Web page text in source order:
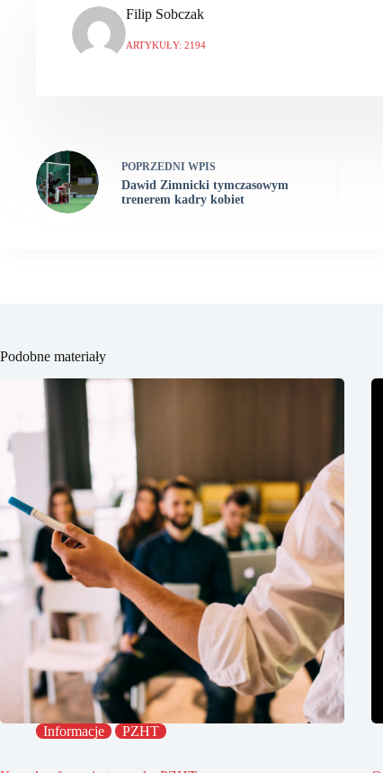
Filip Sobczak
ARTYKUŁY: 2194
POPRZEDNI WPIS
Dawid Zimnicki tymczasowym
trenerem kadry kobiet
Podobne materiały
Informacje PZHT